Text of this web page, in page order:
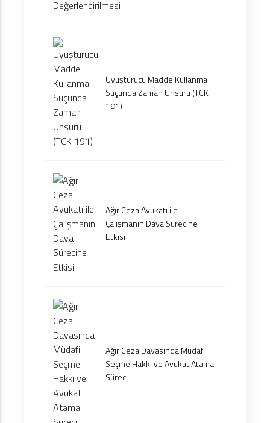
Uyuşturucu Madde Kullanma
Suçunda Zaman Unsuru (TCK
191)
Ağır Ceza Avukatı ile
Çalışmanın Dava Sürecine
Etkisi
Ağır Ceza Davasında Müdafi
Seçme Hakkı ve Avukat Atama
Süreci